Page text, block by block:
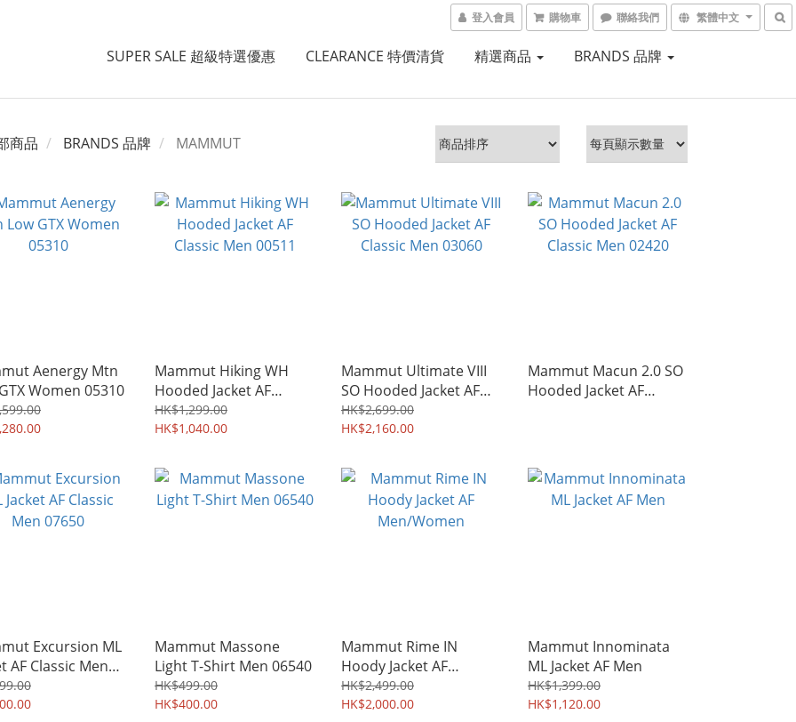
登入會員 購物車 聯絡我們 繁體中文
SUPER SALE 超級特選優惠 CLEARANCE 特價清貨 精選商品 BRANDS 品牌
商品 BRANDS 品牌 MAMMUT
Aenergy Mtn
Women 05310
Mammut Hiking WH
Hooded Jacket AF
Classic Men 00511
HK$1,299.00
HK$1,040.00
Mammut Ultimate VIII
SO Hooded Jacket AF
Classic Men 03060
HK$2,699.00
HK$2,160.00
Mammut Macun 2.0 SO
Hooded Jacket AF
Excursion ML
AF Classic Men
Mammut Massone
Light T-Shirt Men 06540
HK$499.00
HK$400.00
Mammut Rime IN
Hoody Jacket AF
Men/Women
HK$2,499.00
HK$2,000.00
Mammut Innominata
ML Jacket AF Men
HK$1,399.00
HK$1,120.00